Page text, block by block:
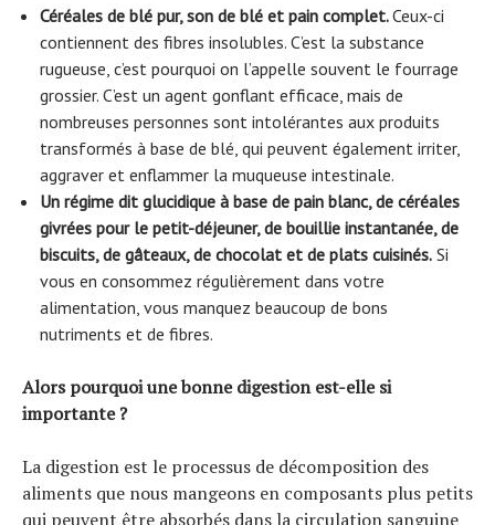
Céréales de blé pur, son de blé et pain complet.Ceux-ci
contiennent des fibres insolubles. C’est la substance
rugueuse, c’est pourquoi on l’appelle souvent le fourrage
grossier. C’est un agent gonflant efficace, mais de
nombreuses personnes sont intolérantes aux produits
transformés à base de blé, qui peuvent également irriter,
aggraver et enflammer la muqueuse intestinale.
Un régime dit glucidique à base de pain blanc, de céréales
givrées pour le petit-déjeuner, de bouillie instantanée, de
biscuits, de gâteaux, de chocolat et de plats cuisinés. Si
vous en consommez régulièrement dans votre
alimentation, vous manquez beaucoup de bons
nutriments et de fibres.
Alors pourquoi une bonne digestion est-elle si
importante ?
La digestion est le processus de décomposition des
aliments que nous mangeons en composants plus petits
qui peuvent être absorbés dans la circulation sanguine